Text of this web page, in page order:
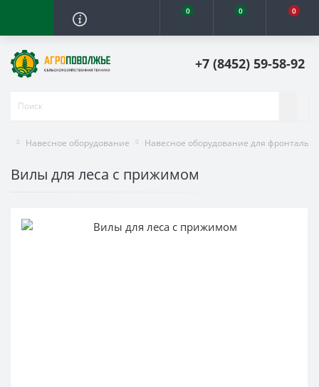
0 0 0
+7 (8452) 59-58-92
Навесное оборудование Навесное оборудование для
Вилы для леса с прижимом